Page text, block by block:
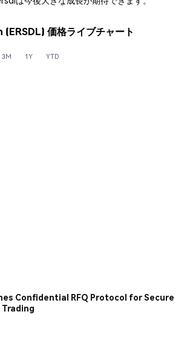
価格ライブチャート
3M 1Y YTD
Confidential RFQ Protocol for Secure